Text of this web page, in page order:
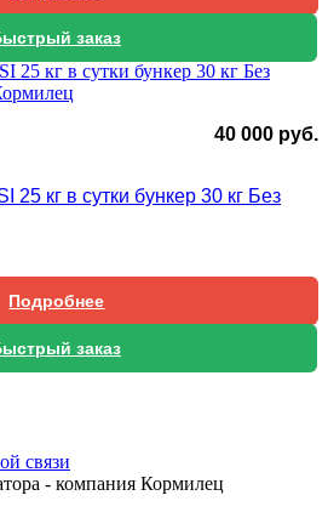
заказ
40 000 руб.
25 кг в сутки бункер 30 кг Без
Подробнее
заказ
связи